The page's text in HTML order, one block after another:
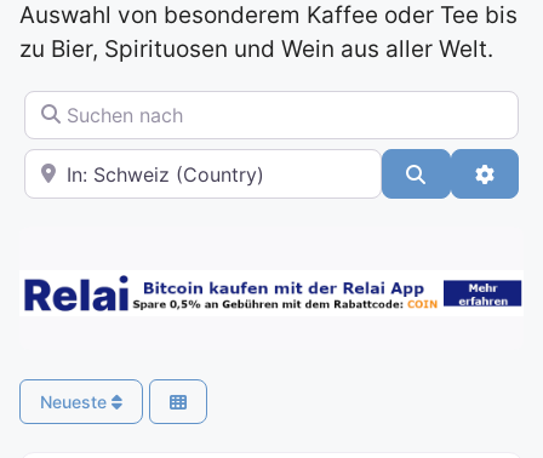
Auswahl von besonderem Kaffee oder Tee bis
zu Bier, Spirituosen und Wein aus aller Welt.
Suchen nach
In der Nähe Suchen
Neueste